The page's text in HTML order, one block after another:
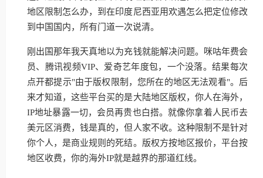
地区限制怎么办，到在印度尼西亚用欢遇怎么把定位修改
到中国国内，所有门道一次说清。
刚出国那年我天真地以为充钱就能解决问题。咪咕年费会
员、腾讯视频VIP、爱奇艺年度包，一个没落。结果每次
点开都提示"由于版权限制，您所在的地区无法观看"。后
来才知道，这些平台买的是大陆地区版权，你人在海外，
IP地址暴露一切，会员再贵也白搭。就像你拿着人民币去
美元区消费，钱是真的，但人家不收。这种限制不是针对
你个人，是商业规则的死结。版权方按地区报价，平台按
地区收费，你的海外IP就是越界的那道红线。